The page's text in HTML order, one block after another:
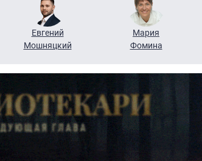
Евгений
Мошняцкий
Мария
Фомина